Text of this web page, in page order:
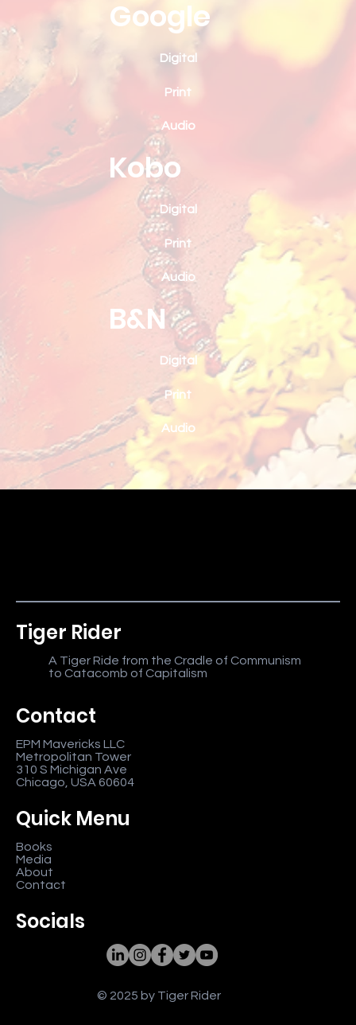
Digital
Digital
Digital
Print
Print
Print
Audio
Audio
Audio
Google
Kobo
B&N
Tiger Rider
A Tiger Ride from the Cradle of Communism
to Catacomb of Capitalism
Contact
EPM Mavericks LLC
Metropolitan Tower
310 S Michigan Ave
Chicago, USA 60604
Quick Menu
Books
Media
About
Contact
Socials
© 2025 by Tiger Rider